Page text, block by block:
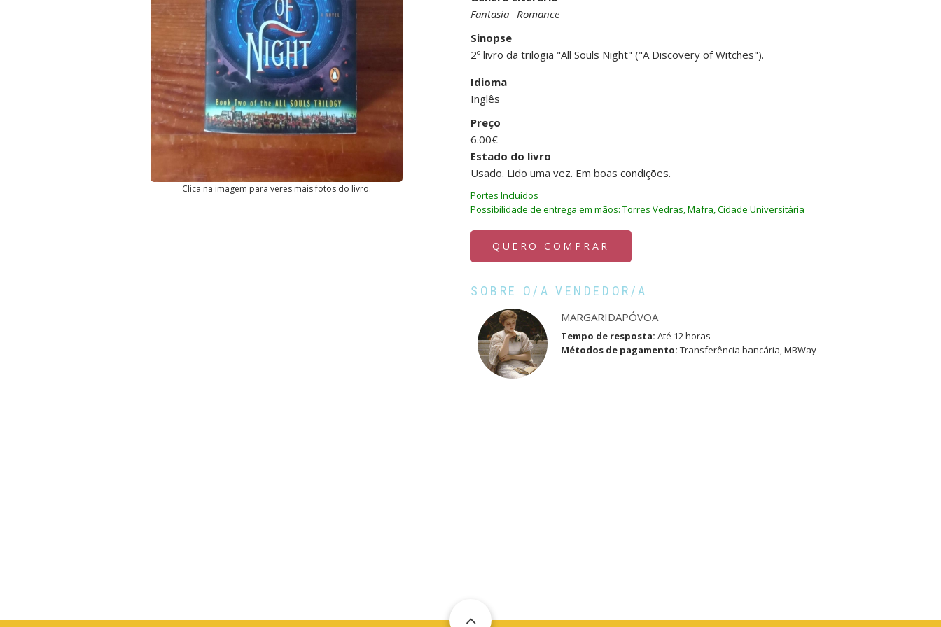
Clica na imagem para veres mais fotos do livro.
Fantasia Romance
Sinopse
2º livro da trilogia "All Souls Night" ("A Discovery of Witches").
Idioma
Inglês
Preço
6.00€
Estado do livro
Usado. Lido uma vez. Em boas condições.
Portes Incluídos
Possibilidade de entrega em mãos: Torres Vedras, Mafra, Cidade Universitária
QUERO COMPRAR
SOBRE O/A VENDEDOR/A
MARGARIDAPÓVOA
Tempo de resposta: Até 12 horas
Métodos de pagamento: Transferência bancária, MBWay